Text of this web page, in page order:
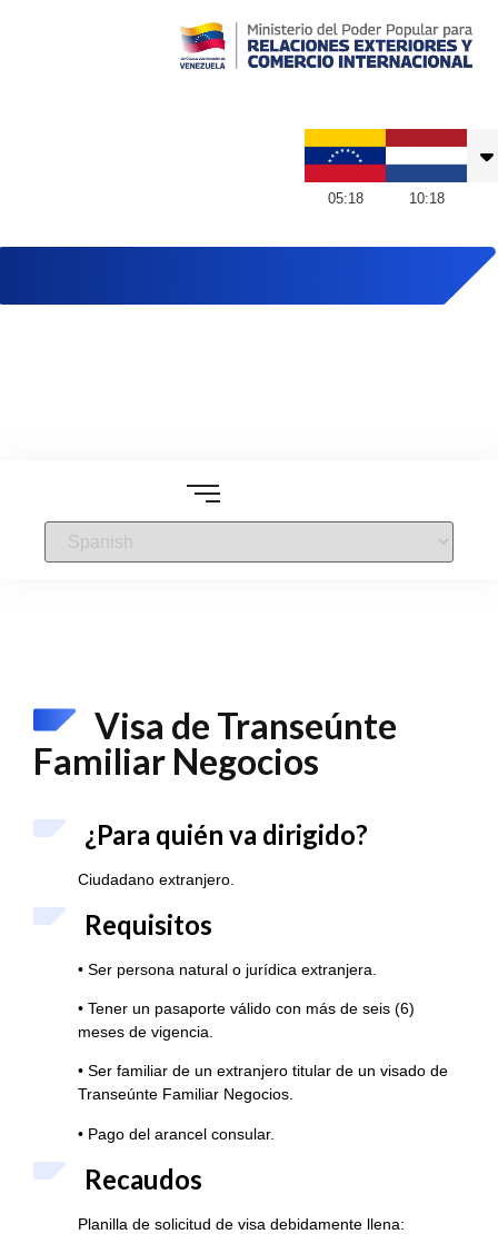
05:18 10:18
Visa de Transeúnte
Familiar Negocios
¿Para quién va dirigido?
Ciudadano extranjero.
Requisitos
• Ser persona natural o jurídica extranjera.
• Tener un pasaporte válido con más de seis (6)
meses de vigencia.
• Ser familiar de un extranjero titular de un visado de
Transeúnte Familiar Negocios.
• Pago del arancel consular.
Recaudos
Planilla de solicitud de visa debidamente llena: